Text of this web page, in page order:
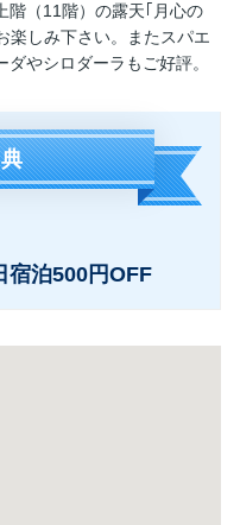
階（11階）の露天｢月心の
楽しみ下さい。またスパエ
やシロダーラもご好評。
宿泊500円OFF